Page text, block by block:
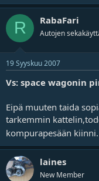
R RabaFari
Autojen
19 Syyskuu 2007
Vs: space wagonin
Eipä muuten taida
tarkemmin
kompurapesään kiinni.
laines
New Member